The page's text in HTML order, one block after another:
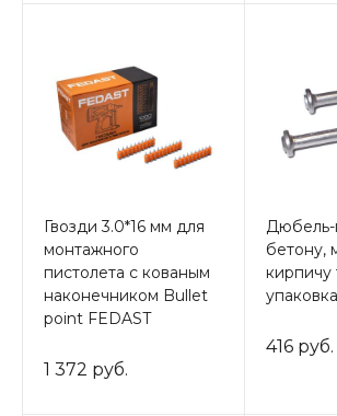
Гвозди 3.0*16 мм для
монтажного
пистолета с кованым
наконечником Bullet
point FEDAST
1 372 руб.
Дюбель-
бетону,
кирпичу
416 руб.